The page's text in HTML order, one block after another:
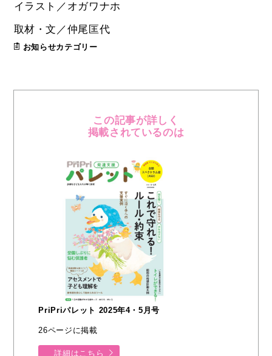
イラスト／オガワナホ
取材・文／仲尾匡代
お知らせカテゴリー
この記事が詳しく
掲載されているのは
PriPriパレット 2025年4・5月号
26ページに掲載
詳細はこちら